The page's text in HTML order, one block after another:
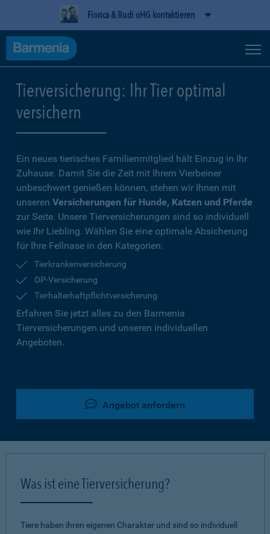
Fiorica & Rudi oHG kontaktieren
Tierversicherung: Ihr Tier optimal
versichern
Ein neues tierisches Familienmitglied hält Einzug in Ihr
Zuhause. Damit Sie die Zeit mit Ihrem Vierbeiner
unbeschwert genießen können, stehen wir Ihnen mit
unseren Versicherungen für Hunde, Katzen und Pferde
zur Seite. Unsere Tierversicherungen sind so individuell
wie Ihr Liebling. Wählen Sie eine optimale Absicherung
für Ihre Fellnase in den Kategorien:
Tierkrankenversicherung
OP-Versicherung
Tierhalterhaftpflichtversicherung
Erfahren Sie jetzt alles zu den Barmenia
Tierversicherungen und unseren individuellen
Angeboten.
Angebot anfordern
Was ist eine Tierversicherung?
Tiere haben ihren eigenen Charakter und sind so individuell